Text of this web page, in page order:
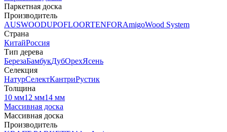
Паркетная доска
Производитель
AUSWOODUPOFLOORTENFORAmigoWood System
Страна
КитайРоссия
Тип дерева
БерезаБамбукДубОрехЯсень
Селекция
НатурСелектКантриРустик
Толщина
10 мм12 мм14 мм
Массивная доска
Массивная доска
Производитель